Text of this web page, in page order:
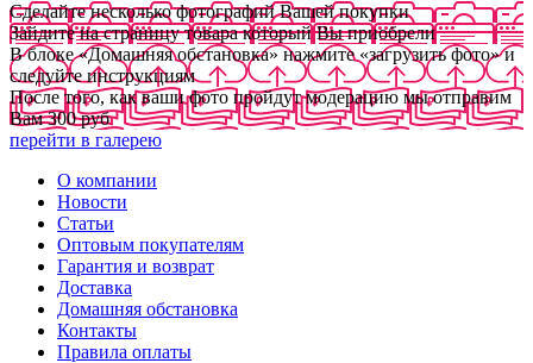
Сделайте несколько фотографий Вашей покупки
Зайдите на страницу товара который Вы приобрели
В блоке «Домашняя обстановка» нажмите «загрузить фото» и
следуйте инструкциям
После того, как ваши фото пройдут модерацию мы отправим
Вам 300 руб
перейти в галерею
О компании
Новости
Статьи
Оптовым покупателям
Гарантия и возврат
Доставка
Домашняя обстановка
Контакты
Правила оплаты